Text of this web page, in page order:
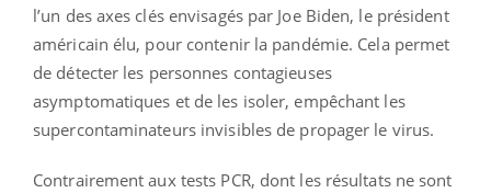
l’un des axes clés envisagés par Joe Biden, le président
américain élu, pour contenir la pandémie. Cela permet
de détecter les personnes contagieuses
asymptomatiques et de les isoler, empêchant les
supercontaminateurs invisibles de propager le virus.
Contrairement aux tests PCR, dont les résultats ne sont